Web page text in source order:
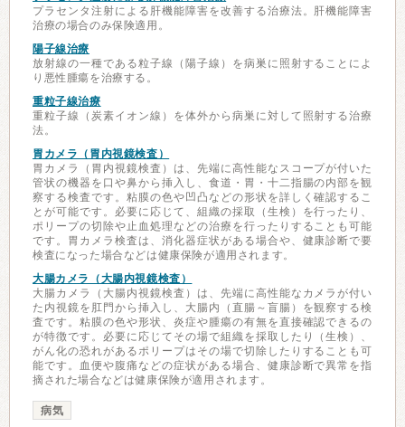
プラセンタ注射による肝機能障害を改善する治療法。肝機能障害
治療の場合のみ保険適用。
陽子線治療
放射線の一種である粒子線（陽子線）を病巣に照射することによ
り悪性腫瘍を治療する。
重粒子線治療
重粒子線（炭素イオン線）を体外から病巣に対して照射する治療
法。
胃カメラ（胃内視鏡検査）
胃カメラ（胃内視鏡検査）は、先端に高性能なスコープが付いた
管状の機器を口や鼻から挿入し、食道・胃・十二指腸の内部を観
察する検査です。粘膜の色や凹凸などの形状を詳しく確認するこ
とが可能です。必要に応じて、組織の採取（生検）を行ったり、
ポリープの切除や止血処理などの治療を行ったりすることも可能
です。胃カメラ検査は、消化器症状がある場合や、健康診断で要
検査になった場合などは健康保険が適用されます。
大腸カメラ（大腸内視鏡検査）
大腸カメラ（大腸内視鏡検査）は、先端に高性能なカメラが付い
た内視鏡を肛門から挿入し、大腸内（直腸～盲腸）を観察する検
査です。粘膜の色や形状、炎症や腫瘍の有無を直接確認できるの
が特徴です。必要に応じてその場で組織を採取したり（生検）、
がん化の恐れがあるポリープはその場で切除したりすることも可
能です。血便や腹痛などの症状がある場合、健康診断で異常を指
摘された場合などは健康保険が適用されます。
病気